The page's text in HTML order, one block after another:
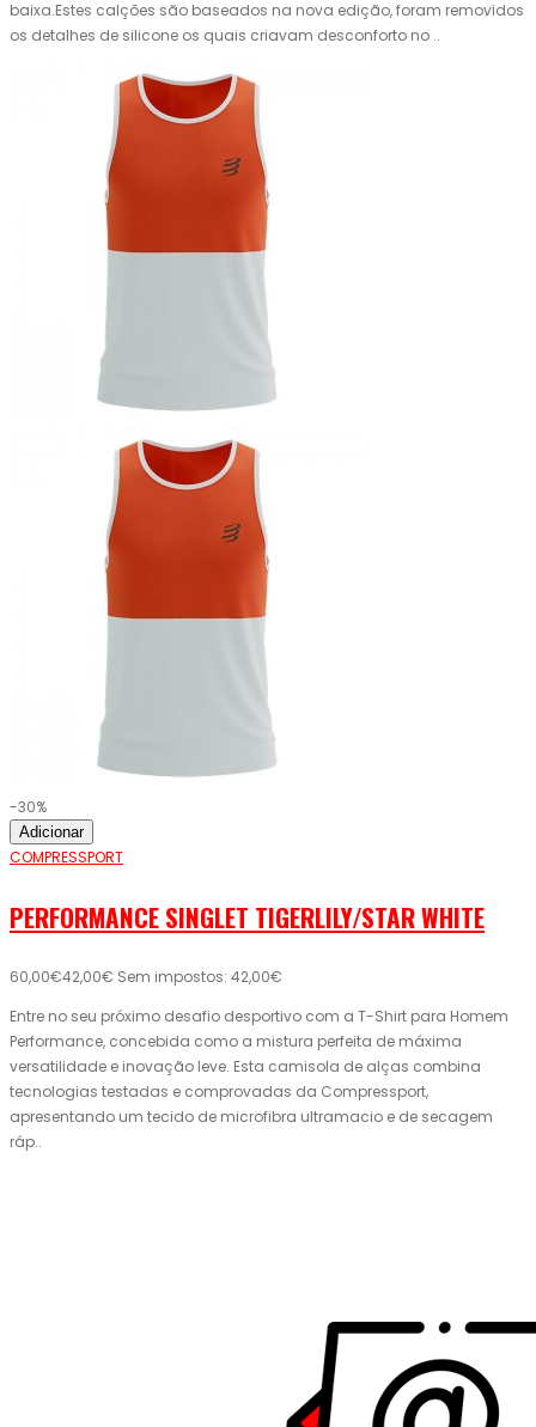
baixa.Estes calções são baseados na nova edição, foram removidos
os detalhes de silicone os quais criavam desconforto no ..
-30%
Adicionar
COMPRESSPORT
PERFORMANCE SINGLET TIGERLILY/STAR WHITE
60,00€42,00€ Sem impostos: 42,00€
Entre no seu próximo desafio desportivo com a T-Shirt para Homem
Performance, concebida como a mistura perfeita de máxima
versatilidade e inovação leve. Esta camisola de alças combina
tecnologias testadas e comprovadas da Compressport,
apresentando um tecido de microfibra ultramacio e de secagem
ráp..